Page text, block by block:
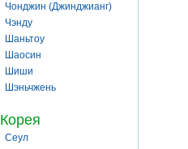
Чонджин (Джинджианг)
Чэнду
Шаньтоу
Шаосин
Шиши
Шэньчжень
Корея
Сеул